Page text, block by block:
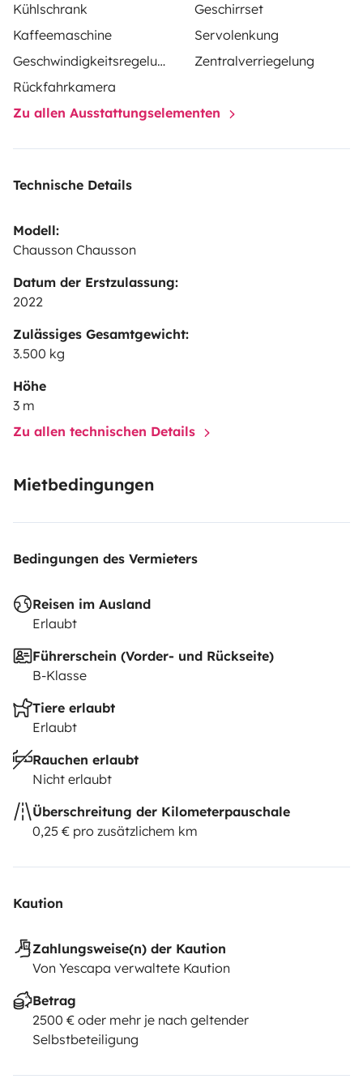
Kühlschrank
Geschirrset
Kaffeemaschine
Servolenkung
Geschwindigkeitsregelung
Zentralverriegelung
Rückfahrkamera
Zu allen Ausstattungselementen
Technische Details
Modell:
Chausson Chausson
Datum der Erstzulassung:
2022
Zulässiges Gesamtgewicht:
3.500 kg
Höhe
3 m
Zu allen technischen Details
Mietbedingungen
Bedingungen des Vermieters
Reisen im Ausland
Erlaubt
Führerschein (Vorder- und Rückseite)
B-Klasse
Tiere erlaubt
Erlaubt
Rauchen erlaubt
Nicht erlaubt
Überschreitung der Kilometerpauschale
0,25 € pro zusätzlichem km
Kaution
Zahlungsweise(n) der Kaution
Von Yescapa verwaltete Kaution
Betrag
2500 € oder mehr je nach geltender
Selbstbeteiligung